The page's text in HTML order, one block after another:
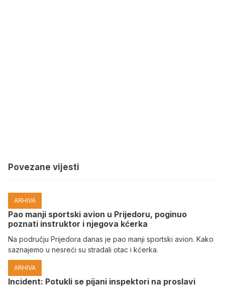
Povezane vijesti
ARHIVA
Pao manji sportski avion u Prijedoru, poginuo
poznati instruktor i njegova kćerka
Na području Prijedora danas je pao manji sportski avion. Kako
saznajemo u nesreći su stradali otac i kćerka.
ARHIVA
Incident: Potukli se pijani inspektori na proslavi